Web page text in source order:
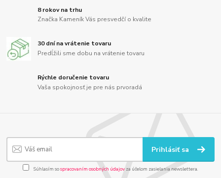
8 rokov na trhu
Značka Kameník Vás presvedčí o kvalite
30 dní na vrátenie tovaru
Predĺžili sme dobu na vrátenie tovaru
Rýchle doručenie tovaru
Vaša spokojnosť je pre nás prvoradá
Prihlásiť sa
Súhlasím sospracovaním osobných údajov za účelom zasielania newslettera.